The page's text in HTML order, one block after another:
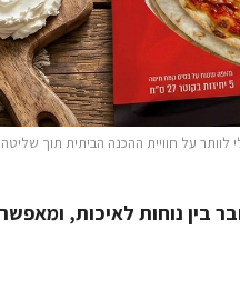
על חוויית ההכנה הביתית תוך
בין נוחות לאיכות,